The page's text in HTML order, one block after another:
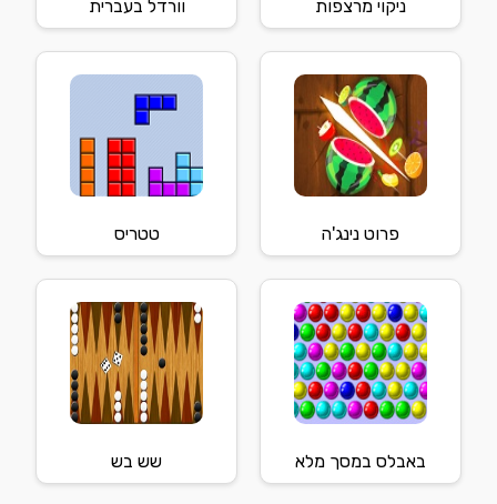
ניקוי מרצפות וורדל בעברית
פרוט נינג'ה טטריס
באבלס במסך מלא שש בש